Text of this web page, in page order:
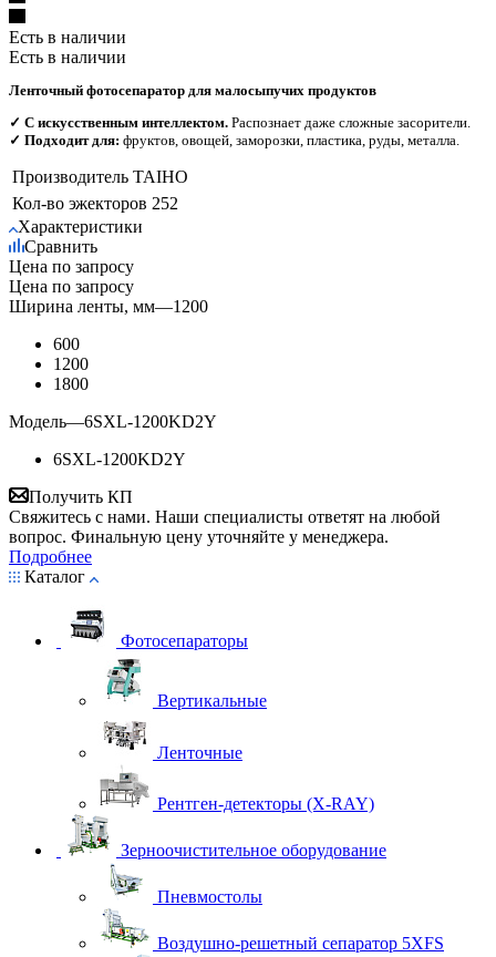
Есть в наличии
Есть в наличии
Ленточный фотосепаратор для малосыпучих продуктов
✓ С искусственным интеллектом. Распознает даже сложные засорители.
✓ Подходит для: фруктов, овощей, заморозки, пластика, руды, металла.
Производитель TAIHO
Кол-во эжекторов 252
Характеристики
Сравнить
Цена по запросу
Цена по запросу
Ширина ленты, мм—1200
600
1200
1800
Модель—6SXL-1200KD2Y
6SXL-1200KD2Y
Получить КП
Свяжитесь с нами. Наши специалисты ответят на любой
вопрос. Финальную цену уточняйте у менеджера.
Подробнее
Каталог
Фотосепараторы
Вертикальные
Ленточные
Рентген-детекторы (X-RAY)
Зерноочистительное оборудование
Пневмостолы
Воздушно-решетный сепаратор 5XFS